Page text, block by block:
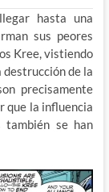
hasta una
sus peores
Kree, vistiendo
de la
precisamente
que la influencia
se han